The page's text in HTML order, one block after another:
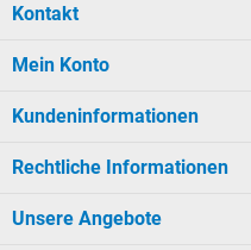
Kontakt
Mein Konto
Kundeninformationen
Rechtliche Informationen
Unsere Angebote